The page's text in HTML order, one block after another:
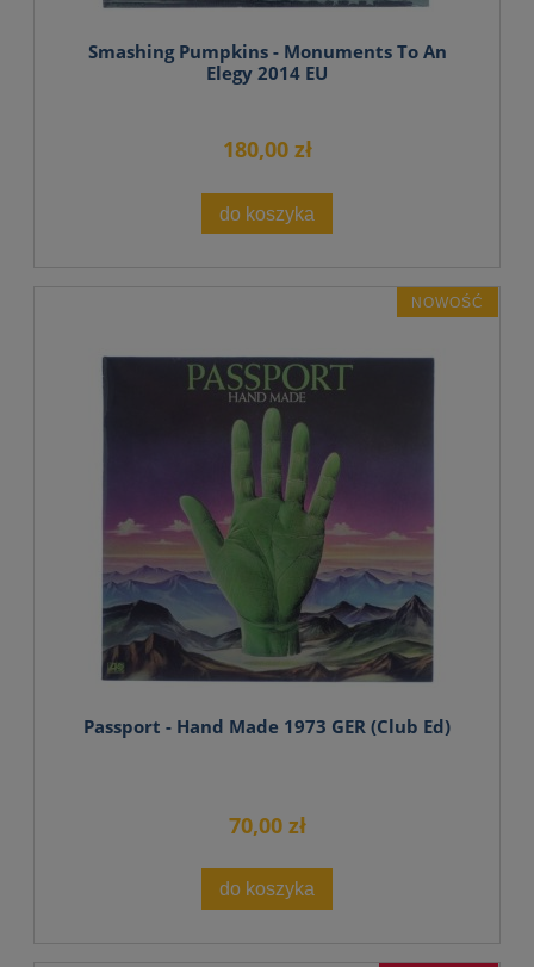
Smashing Pumpkins - Monuments To An
Elegy 2014 EU
180,00 zł
do koszyka
Passport - Hand Made 1973 GER (Club Ed)
70,00 zł
do koszyka
NOWOŚĆ